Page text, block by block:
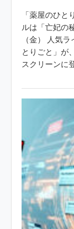
「薬屋のひ
ルは「亡妃の
（金） 人気
とりごと」が
スクリーンに